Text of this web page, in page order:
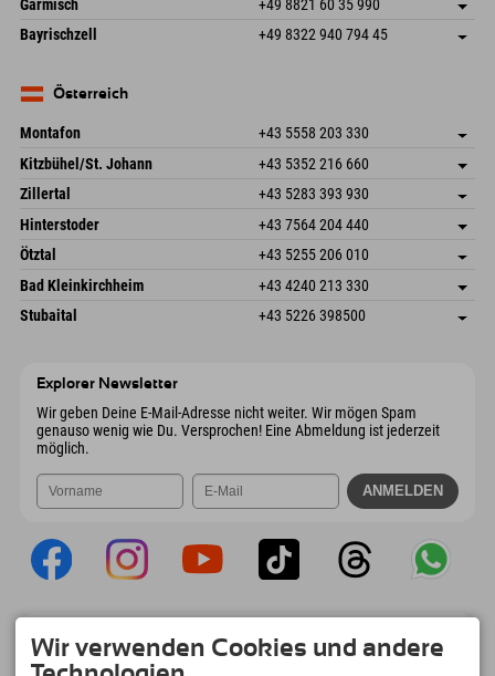
83471 Schönau am Königssee
Deutschland
Anreiseinfos
Buchen
Garmisch +49 8821 60 35 990
Frickenstraße 22
82490 Farchant
Adresse speichern
Bayrischzell +49 8322 940 794 45
Deutschland
Österreich
Montafon +43 5558 203 330
Dorfstr. 127b
6793 Gaschurn/Montafon
Österreich
Adresse speichern
Anreiseinfos
Buchen
Kitzbühel/St. Johann +43 5352 216 660
Speckbacherstraße 87
Österreich
Adresse speichern
Buchen
Zillertal +43 5283 393 930
Schmiedau 2
6272 Kaltenbach im Zillertal
Österreich
Adresse speichern
Anreiseinfos
Buchen
Hinterstoder +43 7564 204 440
Freizeitpark 10
Österreich
Adresse speichern
Buchen
Ötztal +43 5255 206 010
Gscheat 14
6441 Umhausen
Österreich
Adresse speichern
Anreiseinfos
Buchen
Bad Kleinkirchheim +43 4240 213 330
Dorfstraße 24
Adresse speichern
Stubaital +43 5226 398500
Explorer Newsletter
Wir geben Deine E-Mail-Adresse nicht weiter. Wir mögen Spam
genauso wenig wie Du. Versprochen! Eine Abmeldung ist jederzeit
möglich.
Upload Deiner #ExplorerMoments, Mein
Wir verwenden Cookies und andere